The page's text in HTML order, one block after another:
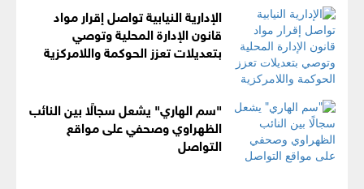
الإدارية النيابية تواصل إقرار مواد
قانون الإدارة المحلية وتوصي
بتعديلات تعزز الحوكمة واللامركزية
"سم الهاري" يشعل سجالًا بين النائب
الظهراوي وصحفي على مواقع
التواصل